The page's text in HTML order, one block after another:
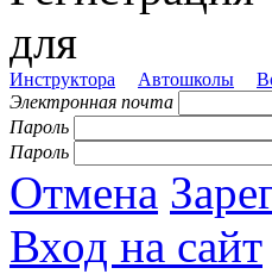
для
Инструктора Автошколы
Электронная почта
Пароль
Пароль
Отмена
Вход на сайт